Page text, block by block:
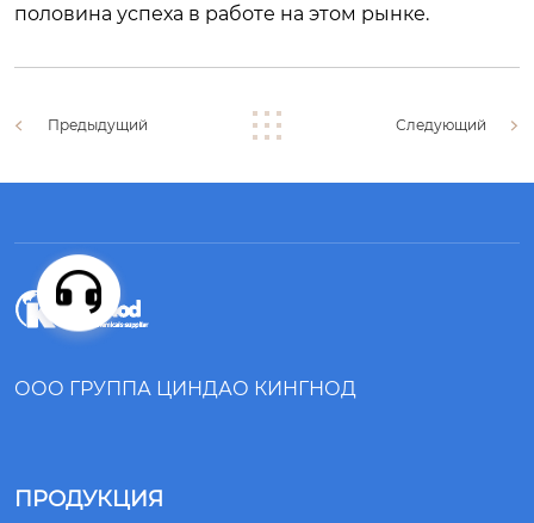
половина успеха в работе на этом рынке.
Предыдущий Следующий
ООО ГРУППА ЦИНДАО КИНГНОД
ПРОДУКЦИЯ